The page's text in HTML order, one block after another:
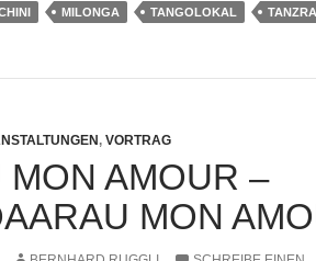
MILONGA TANGOLOKAL
, VORTRAG
MON AMOUR –
MON